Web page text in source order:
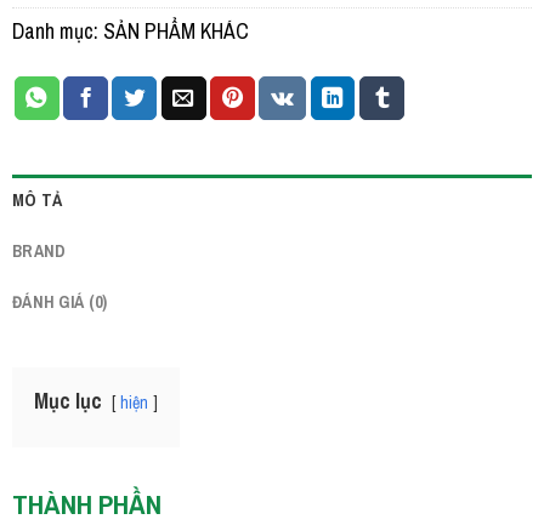
Danh mục: SẢN PHẨM KHÁC
MÔ TẢ
BRAND
ĐÁNH GIÁ (0)
Mục lục hiện
THÀNH PHẦN